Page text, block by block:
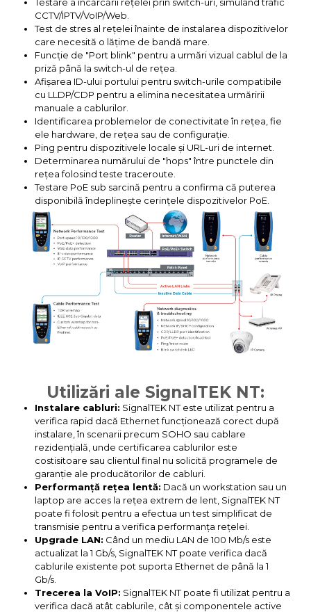
Testare a încărcării rețelei prin switch-uri, simulând trafic
CCTV/IPTV/VoIP/Web.
Test de stres al rețelei înainte de instalarea dispozitivelor
care necesită o lățime de bandă mare.
Funcție de "Port blink" pentru a urmări vizual cablul de la
priză până la switch-ul de rețea.
Afișarea ID-ului portului pentru switch-urile compatibile
cu LLDP/CDP pentru a elimina necesitatea urmăririi
manuale a cablurilor.
Identificarea problemelor de conectivitate în rețea, fie
ele hardware, de rețea sau de configurație.
Ping pentru dispozitivele locale și URL-uri de internet.
Determinarea numărului de "hops" între punctele din
rețea folosind teste traceroute.
Testare PoE sub sarcină pentru a confirma că puterea
disponibilă îndeplinește cerințele dispozitivelor PoE.
Utilizări ale SignalTEK NT:
Instalare cabluri: SignalTEK NT este utilizat pentru a
verifica rapid dacă Ethernet funcționează corect după
instalare, în scenarii precum SOHO sau cablare
rezidențială, unde certificarea cablurilor este
costisitoare sau clientul final nu solicită programele de
garanție ale producătorilor de cabluri.
Performanță rețea lentă: Dacă un workstation sau un
laptop are acces la rețea extrem de lent, SignalTEK NT
poate fi folosit pentru a efectua un test simplificat de
transmisie pentru a verifica performanța rețelei.
Upgrade LAN: Când un mediu LAN de 100 Mb/s este
actualizat la 1 Gb/s, SignalTEK NT poate verifica dacă
cablurile existente pot suporta Ethernet de până la 1
Gb/s.
Trecerea la VoIP: SignalTEK NT poate fi utilizat pentru a
verifica dacă atât cablurile, cât și componentele active